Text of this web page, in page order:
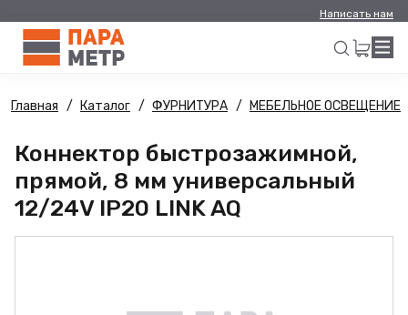
Написать нам
Искать
Главная Каталог ФУРНИТУРА МЕБЕЛЬНОЕ ОСВЕЩЕНИЕ
Коннектор быстрозажимной,
прямой, 8 мм универсальный
12/24V IP20 LINK AQ